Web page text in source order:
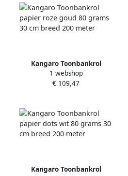
Kangaro Toonbankrol
papier roze goud 80 grams
30 cm breed 200 meter
1 webshop
€ 109,47
Kangaro Toonbankrol